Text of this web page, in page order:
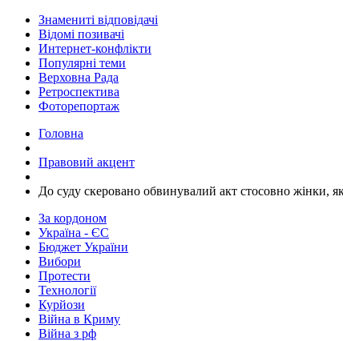
Знамениті відповідачі
Відомі позивачі
Интернет-конфлікти
Популярні теми
Верховна Рада
Ретроспектива
Фоторепортаж
Головна
Правовий акцент
До суду скеровано обвинувалий акт стосовно жінки,
За кордоном
Україна - ЄС
Бюджет України
Вибори
Протести
Технології
Курйози
Війна в Криму
Війна з рф